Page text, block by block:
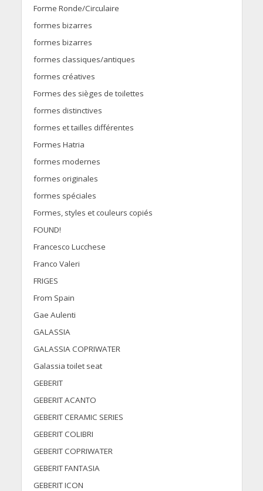
Forme Ronde/Circulaire
formes bizarres
formes bizarres
formes classiques/antiques
formes créatives
Formes des sièges de toilettes
formes distinctives
formes et tailles différentes
Formes Hatria
formes modernes
formes originales
formes spéciales
Formes, styles et couleurs copiés
FOUND!
Francesco Lucchese
Franco Valeri
FRIGES
From Spain
Gae Aulenti
GALASSIA
GALASSIA COPRIWATER
Galassia toilet seat
GEBERIT
GEBERIT ACANTO
GEBERIT CERAMIC SERIES
GEBERIT COLIBRI
GEBERIT COPRIWATER
GEBERIT FANTASIA
GEBERIT ICON